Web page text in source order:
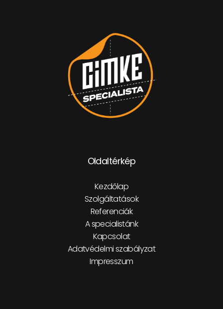
Oldaltérkép
Kezdőlap
Szolgáltatások
Referenciák
A specialistánk
Kapcsolat
Adatvédelmi szabályzat
Impresszum